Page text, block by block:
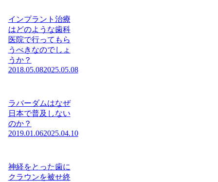
インプラント治療
はどのような歯科
医院で行ってもら
うべきなのでしょ
うか？
2018.05.082025.05.08
ラバーダムはなぜ
日本で普及しない
のか？
2019.01.062025.04.10
神経をとった歯に
クラウンを被せ終